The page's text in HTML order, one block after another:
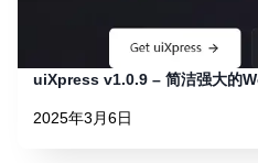
uiXpress v1.0.9 – 简洁强大的
2025年3月6日